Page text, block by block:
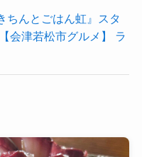
ちんとごはん虹』スタ
会津若松市グルメ】 ラ